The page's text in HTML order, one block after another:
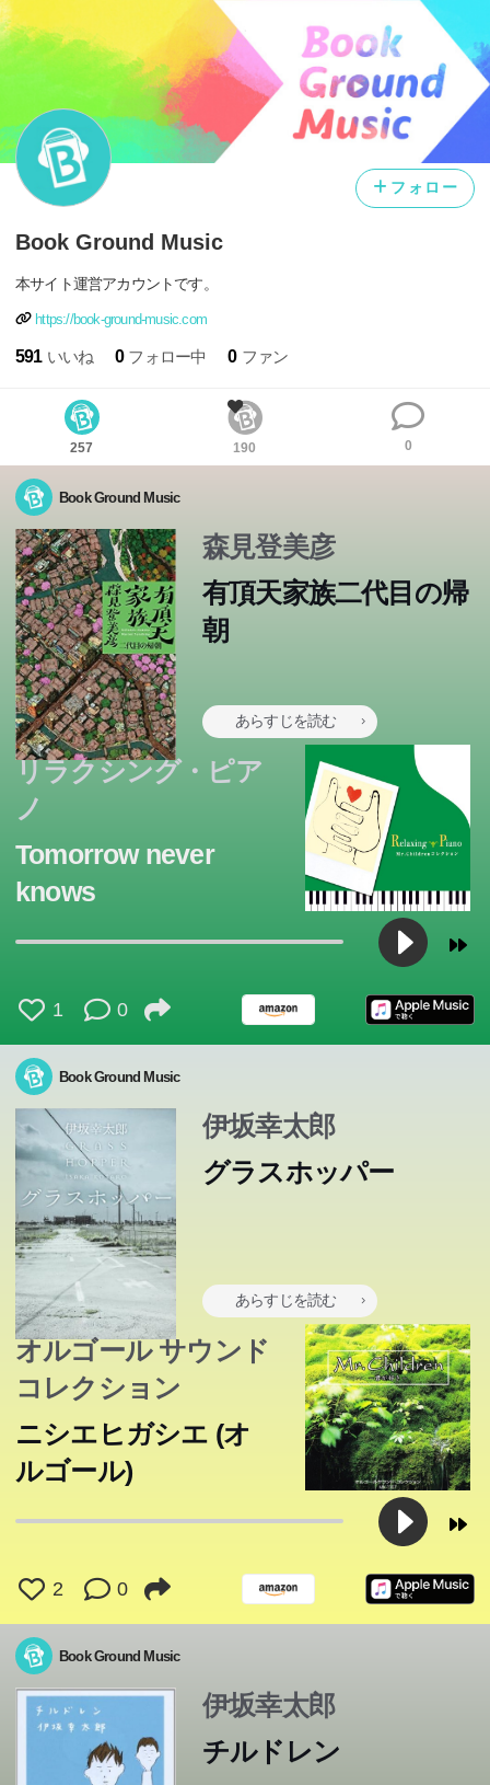
フォロー
Book Ground Music
本サイト運営アカウントです。
https://book-ground-music.com
591 いいね 0 フォロー中 0 ファン
257 190 0
Book Ground Music
森見登美彦
有頂天家族二代目の帰
朝
あらすじを読む
リラクシング・ピア
ノ
Tomorrow never
knows
1 0
Book Ground Music
伊坂幸太郎
グラスホッパー
あらすじを読む
オルゴール サウンド
コレクション
ニシエヒガシエ (オ
ルゴール)
2 0
Book Ground Music
伊坂幸太郎
チルドレン